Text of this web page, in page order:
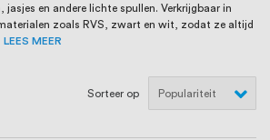
leverbaar. Wij hebben
werkplaats waar we
geheel volgens
jasjes en andere lichte spullen. Verkrijgbaar in
zoals RVS, zwart en wit, zodat ze altijd
LEES MEER
Sorteer op